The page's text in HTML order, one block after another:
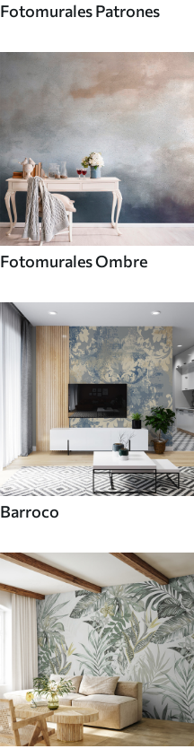
Fotomurales Patrones
Fotomurales Ombre
Barroco